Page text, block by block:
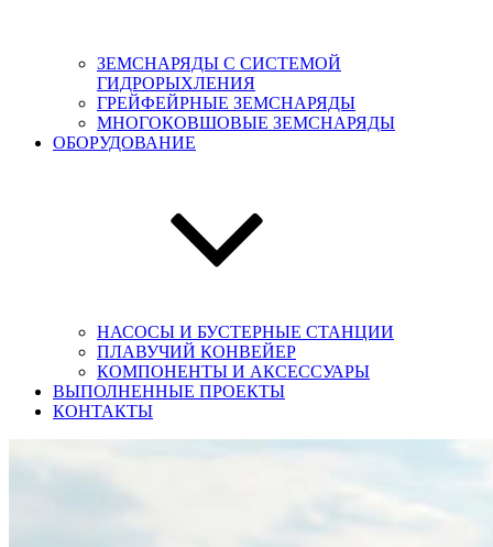
ЗЕМСНАРЯДЫ С СИСТЕМОЙ
ГИДРОРЫХЛЕНИЯ
ГРЕЙФЕЙРНЫЕ ЗЕМСНАРЯДЫ
МНОГОКОВШОВЫЕ ЗЕМСНАРЯДЫ
ОБОРУДОВАНИЕ
НАСОСЫ И БУСТЕРНЫЕ СТАНЦИИ
ПЛАВУЧИЙ КОНВЕЙЕР
КОМПОНЕНТЫ И АКСЕССУАРЫ
ВЫПОЛНЕННЫЕ ПРОЕКТЫ
КОНТАКТЫ